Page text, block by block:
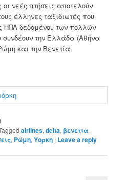
νεές πτήσεις αποτελούν
έλληνες ταξιδιωτές που
ΗΠΑ δεδομένου των πολλών
την Ελλάδα (Αθήνα
και την Βενετία.
airlines,delta, βενετια,
, Ρώμη,Υορκη | Leave a reply